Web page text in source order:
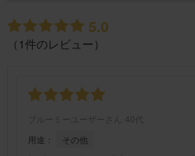
5.0
（1件のレビュー）
ブルーミーユーザーさん
40代
用途：
その他